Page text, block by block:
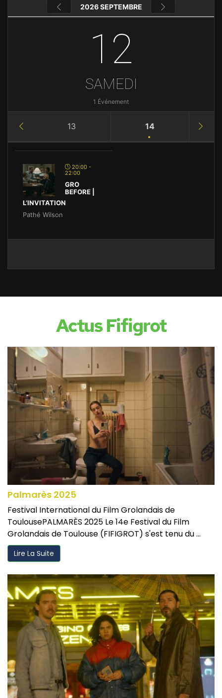
2026 SEPTEMBRE
12
SAMEDI
1 Événement
13 14
20:00 -
22:00
GRO
BEFORE |
L’INVITATION
Pathé Wilson
Actus Fifigrot
Palmarès 2025
Festival International du Film Grolandais de
ToulousePALMARÈS 2025 Le 14e Festival du Film
Grolandais de Toulouse (FIFIGROT) s'est tenu du ...
Lire La Suite